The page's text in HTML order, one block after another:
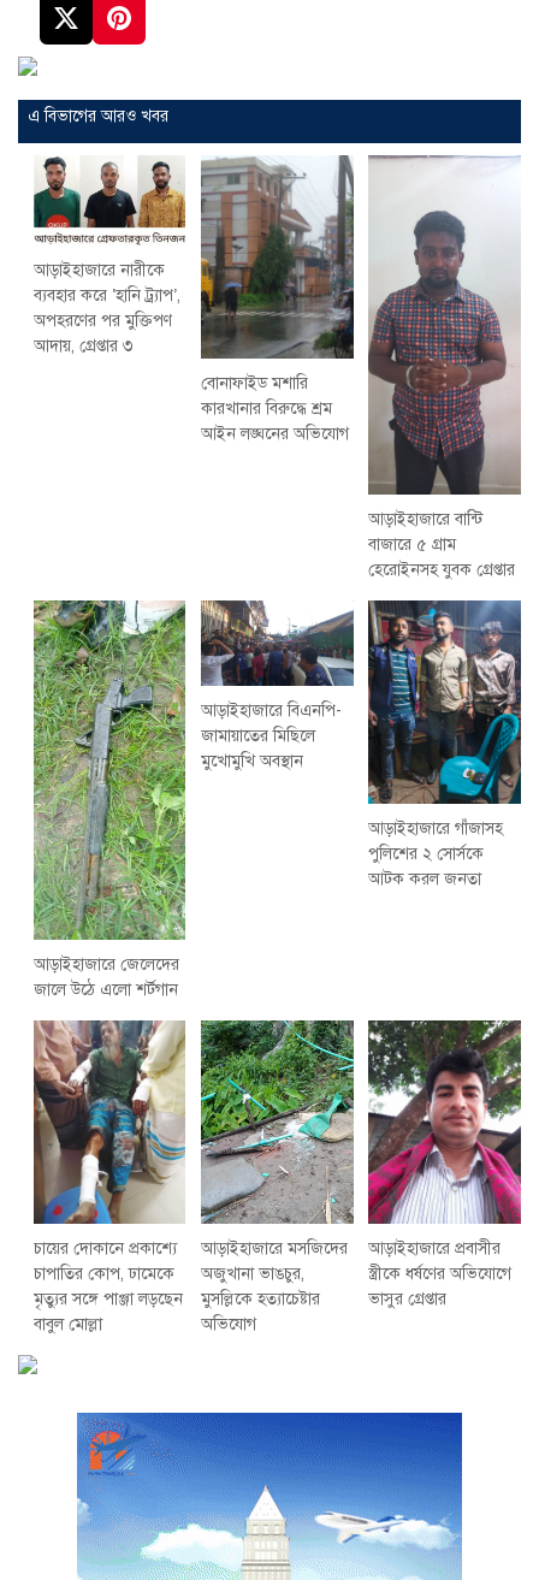
এ বিভাগের আরও খবর
আড়াইহাজারে নারীকে
ব্যবহার করে ‘হানি ট্র্যাপ’,
অপহরণের পর মুক্তিপণ
আদায়, গ্রেপ্তার ৩
বোনাফাইড মশারি
কারখানার বিরুদ্ধে শ্রম
আইন লঙ্ঘনের অভিযোগ
আড়াইহাজারে বান্টি
বাজারে ৫ গ্রাম
হেরোইনসহ যুবক গ্রেপ্তার
আড়াইহাজারে জেলেদের
জালে উঠে এলো শর্টগান
আড়াইহাজারে বিএনপি-
জামায়াতের মিছিলে
মুখোমুখি অবস্থান
আড়াইহাজারে গাঁজাসহ
পুলিশের ২ সোর্সকে
আটক করল জনতা
চায়ের দোকানে প্রকাশ্যে
চাপাতির কোপ, ঢামেকে
মৃত্যুর সঙ্গে পাঞ্জা লড়ছেন
বাবুল মোল্লা
আড়াইহাজারে মস‌জি‌দের
অজুখানা ভাঙচুর,
মুসল্লিকে হত্যাচেষ্টার
অভিযোগ
আড়াইহাজারে প্রবাসীর
স্ত্রীকে ধর্ষণের অভিযোগে
ভাসুর গ্রেপ্তার